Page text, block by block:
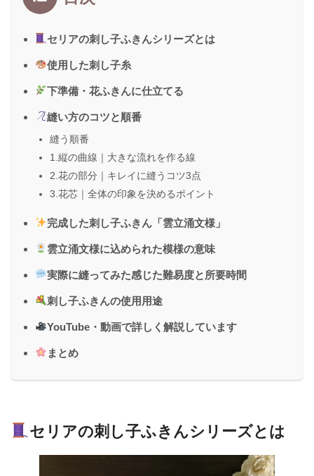
セリアの刺し子ふきんシリーズとは
使用した刺し子糸
下準備・花ふきんに仕立てる
縫い方のコツと順番
縫う順番
1.縦の曲線｜大きな流れを作る線
2.花の部分｜キレイに縫うコツ3点
3.花芯｜全体の印象を決めるポイント
完成した刺し子ふきん「雲立涌文様」
雲立涌文様に込められた模様の意味
実際に縫ってみた感じた難易度と所要時間
刺し子ふきんの使用用途
YouTube・動画で詳しく解説しています
まとめ
セリアの刺し子ふきんシリーズとは